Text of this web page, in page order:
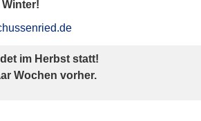
im Herbst statt!
Wochen vorher.